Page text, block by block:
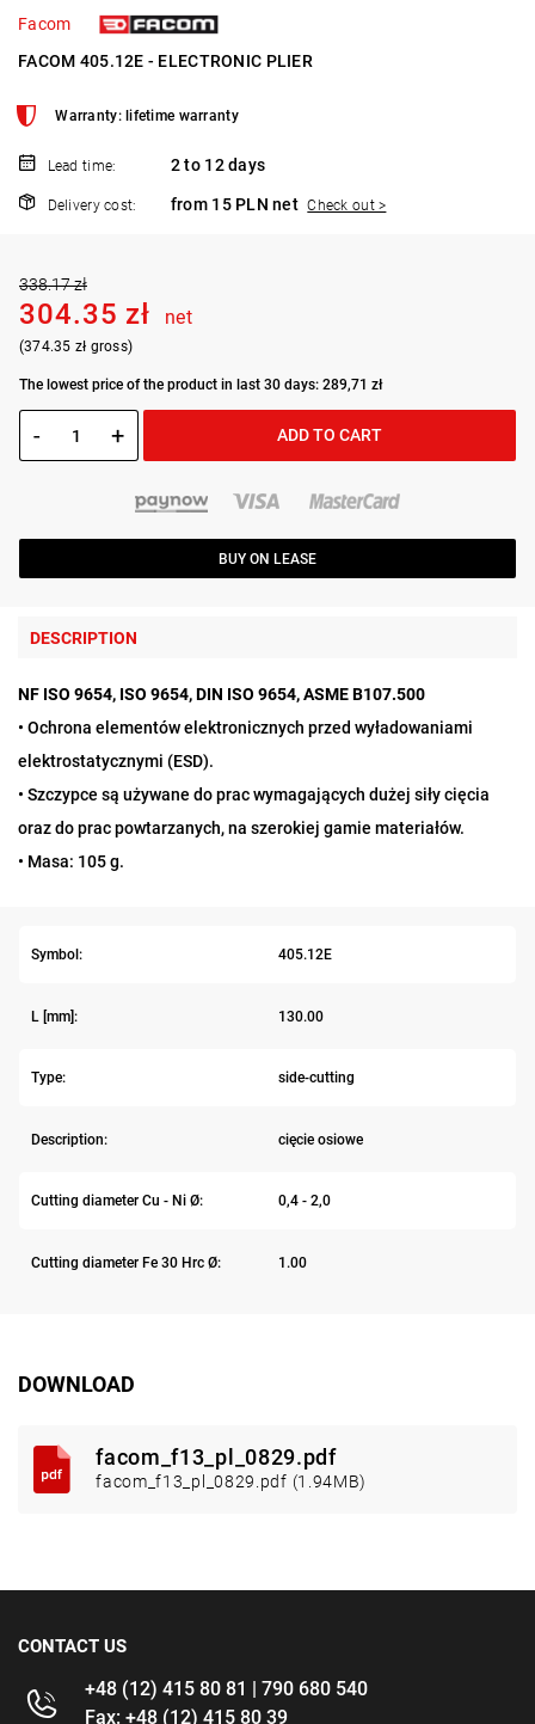
Facom
FACOM 405.12E - ELECTRONIC PLIER
Warranty: lifetime warranty
Lead time: 2 to 12 days
Delivery cost: from 15 PLN net Check out >
338.17 zł
304.35 zł net
(374.35 zł gross)
The lowest price of the product in last 30 days: 289,71 zł
- + ADD TO CART
BUY ON LEASE
DESCRIPTION
NF ISO 9654, ISO 9654, DIN ISO 9654, ASME B107.500
• Ochrona elementów elektronicznych przed wyładowaniami
elektrostatycznymi (ESD).
• Szczypce są używane do prac wymagających dużej siły cięcia
oraz do prac powtarzanych, na szerokiej gamie materiałów.
• Masa: 105 g.
Symbol: 405.12E
L [mm]: 130.00
Type: side-cutting
Description: cięcie osiowe
Cutting diameter Cu - Ni Ø: 0,4 - 2,0
Cutting diameter Fe 30 Hrc Ø: 1.00
DOWNLOAD
facom_f13_pl_0829.pdf
facom_f13_pl_0829.pdf (1.94MB)
CONTACT US
+48 (12) 415 80 81 | 790 680 540
Fax: +48 (12) 415 80 39